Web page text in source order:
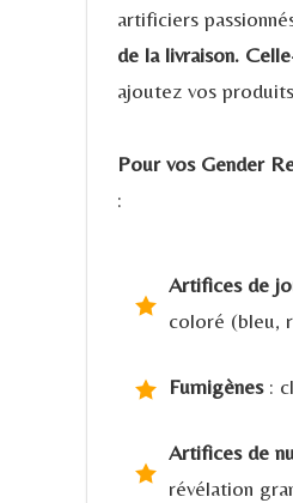
artificiers
de la livraison.
ajoutez vos
Pour vos Gender
:
Artifices de
coloré (bleu,
Fumigènes:
Artifices de
révélation